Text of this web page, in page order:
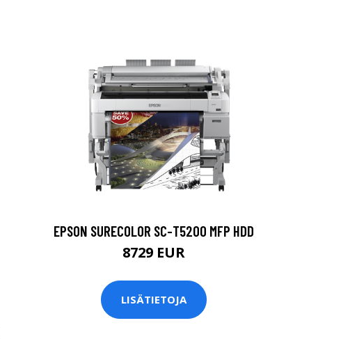
EPSON SURECOLOR SC-T5200 MFP HDD
8729 EUR
LISÄTIETOJA